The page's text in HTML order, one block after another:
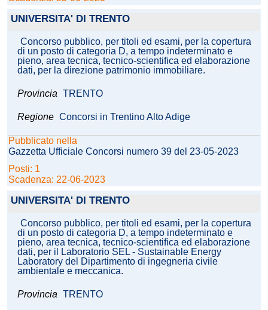
UNIVERSITA' DI TRENTO
Concorso pubblico, per titoli ed esami, per la copertura
di un posto di categoria D, a tempo indeterminato e
pieno, area tecnica, tecnico-scientifica ed elaborazione
dati, per la direzione patrimonio immobiliare.
Provincia TRENTO
Regione Concorsi in Trentino Alto Adige
Pubblicato nella
Gazzetta Ufficiale Concorsi numero 39 del 23-05-2023
Posti: 1
Scadenza: 22-06-2023
UNIVERSITA' DI TRENTO
Concorso pubblico, per titoli ed esami, per la copertura
di un posto di categoria D, a tempo indeterminato e
pieno, area tecnica, tecnico-scientifica ed elaborazione
dati, per il Laboratorio SEL - Sustainable Energy
Laboratory del Dipartimento di ingegneria civile
ambientale e meccanica.
Provincia TRENTO